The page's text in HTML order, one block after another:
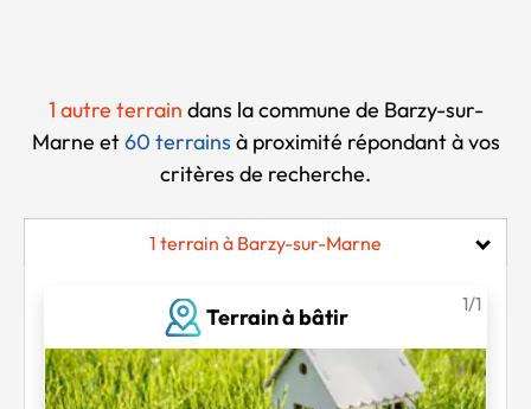
1 autre terrain dans la commune de Barzy-sur-
Marne et60 terrains à proximité répondant à vos
critères de recherche.
1 terrain à Barzy-sur-Marne
Terrain à bâtir
1/1